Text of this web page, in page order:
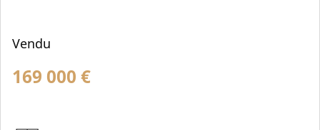
Vendu
169 000 €